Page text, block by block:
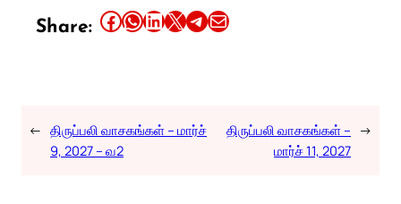
Share: Share this article on Facebook Share this article on WhatsApp Share this article on LinkedIn Share this article on X Share this article on TelegramEmail this Article
← திருப்பலி வாசகங்கள் – மார்ச்
9, 2027 – வ2
திருப்பலி வாசகங்கள் –
மார்ச் 11, 2027
→